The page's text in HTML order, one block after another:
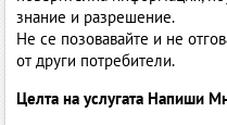
знание и разрешение.
Не се позовавайте и не
от други потребители.
Целта на услугата Напиши